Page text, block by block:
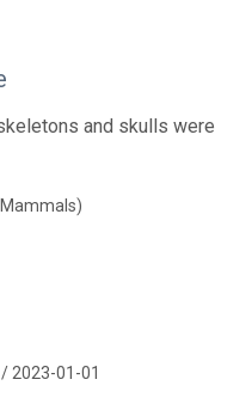
and skulls were
2023-01-01